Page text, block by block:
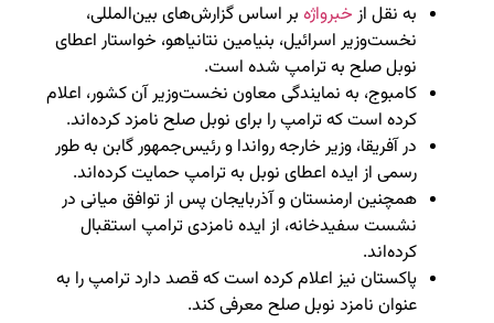
به نقل از خبرواژه بر اساس گزارش‌های بین‌المللی،
نخست‌وزیر اسرائیل، بنیامین نتانیاهو، خواستار اعطای
نوبل صلح به ترامپ شده است.
کامبوج، به نمایندگی معاون نخست‌وزیر آن کشور، اعلام
کرده است که ترامپ را برای نوبل صلح نامزد کرده‌اند.
در آفریقا، وزیر خارجه رواندا و رئیس‌جمهور گابن به طور
رسمی از ایده اعطای نوبل به ترامپ حمایت کرده‌اند.
همچنین ارمنستان و آذربایجان پس از توافق میانی در
نشست سفیدخانه، از ایده نامزدی ترامپ استقبال
کرده‌اند.
پاکستان نیز اعلام کرده است که قصد دارد ترامپ را به
عنوان نامزد نوبل صلح معرفی کند.